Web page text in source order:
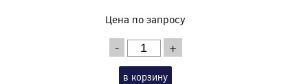
Цена по запросу
- +
в корзину